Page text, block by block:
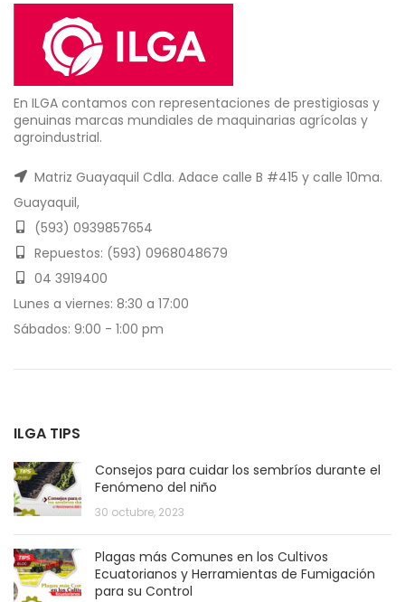
En ILGA contamos con representaciones de prestigiosas y
genuinas marcas mundiales de maquinarias agrícolas y
agroindustrial.
Matriz Guayaquil Cdla. Adace calle B #415 y calle 10ma.
Guayaquil,
(593) 0939857654
Repuestos: (593) 0968048679
04 3919400
Lunes a viernes: 8:30 a 17:00
Sábados: 9:00 - 1:00 pm
ILGA TIPS
Consejos para cuidar los sembríos durante el
Fenómeno del niño
30 octubre, 2023
Plagas más Comunes en los Cultivos
Ecuatorianos y Herramientas de Fumigación
para su Control